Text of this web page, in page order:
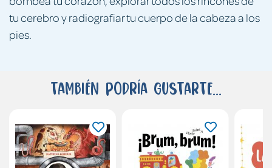
tu cerebro y radiografiar tu cuerpo de la cabeza a los
pies.
También podría gustarte...